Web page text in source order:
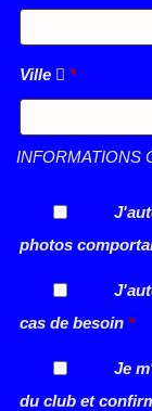
Ville *
INFORMATIONS
photos
cas de besoin *
Je
du club et